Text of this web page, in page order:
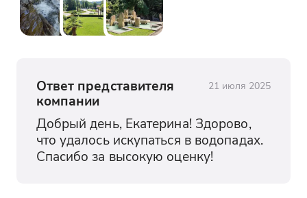
Ответ представителя
компании
21 июля 2025
Добрый день, Екатерина! Здорово,
что удалось искупаться в водопадах.
Спасибо за высокую оценку!